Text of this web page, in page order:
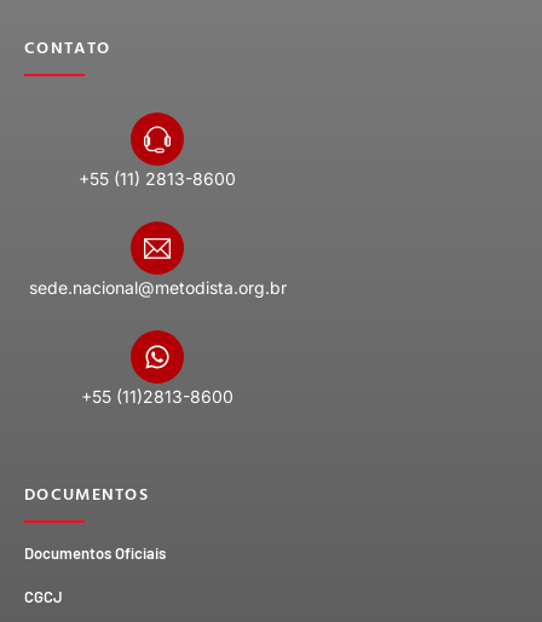
CONTATO
+55 (11) 2813-8600
sede.nacional@metodista.org.br
+55 (11)2813-8600
DOCUMENTOS
Documentos Oficiais
CGCJ